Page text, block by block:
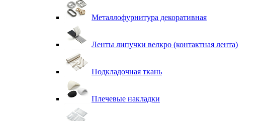
Металлофурнитура декоративная
Ленты липучки велкро (контактная лента)
Подкладочная ткань
Плечевые накладки